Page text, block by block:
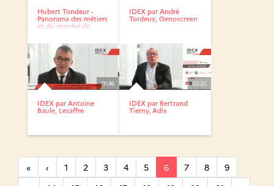
Hubert Tondeur -
Panorama des métiers
et du marché de
IDEX par Andrè
Tordeux, Genoscreen
01:46
IDEX par Antoine
Baule, Lesaffre
03:20
IDEX par Bertrand
Tierny, Adix
« ‹ 1 2 3 4 5 6 7 8
9